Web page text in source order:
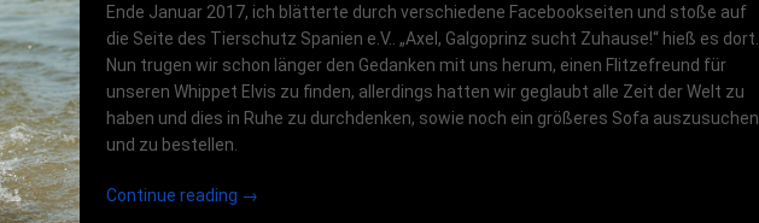
Ende Januar 2017, ich blätterte durch verschiedene Facebookseiten und stoße auf
die Seite des Tierschutz Spanien e.V.. „Axel, Galgoprinz sucht Zuhause!“ hieß es dort.
Nun trugen wir schon länger den Gedanken mit uns herum, einen Flitzefreund für
unseren Whippet Elvis zu finden, allerdings hatten wir geglaubt alle Zeit der Welt zu
haben und dies in Ruhe zu durchdenken, sowie noch ein größeres Sofa auszusuchen
und zu bestellen.
Continue reading „Galgo
→